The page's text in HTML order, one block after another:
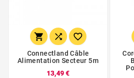
  
Connectland Câble
Alimentation Secteur 5m
13,49 €